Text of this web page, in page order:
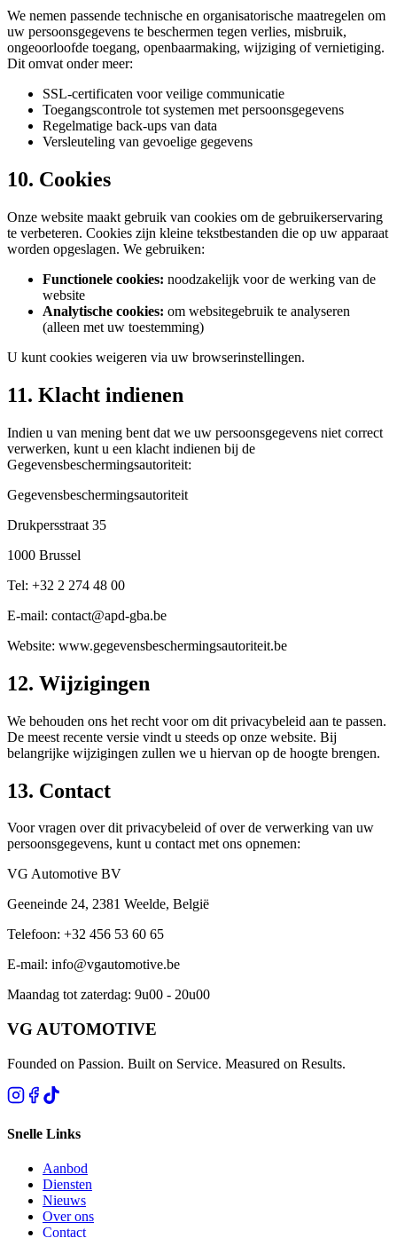
We nemen passende technische en organisatorische maatregelen om
uw persoonsgegevens te beschermen tegen verlies, misbruik,
ongeoorloofde toegang, openbaarmaking, wijziging of vernietiging.
Dit omvat onder meer:
SSL-certificaten voor veilige communicatie
Toegangscontrole tot systemen met persoonsgegevens
Regelmatige back-ups van data
Versleuteling van gevoelige gegevens
10. Cookies
Onze website maakt gebruik van cookies om de gebruikerservaring
te verbeteren. Cookies zijn kleine tekstbestanden die op uw apparaat
worden opgeslagen. We gebruiken:
Functionele cookies: noodzakelijk voor de werking van de
website
Analytische cookies: om websitegebruik te analyseren
(alleen met uw toestemming)
U kunt cookies weigeren via uw browserinstellingen.
11. Klacht indienen
Indien u van mening bent dat we uw persoonsgegevens niet correct
verwerken, kunt u een klacht indienen bij de
Gegevensbeschermingsautoriteit:
Gegevensbeschermingsautoriteit
Drukpersstraat 35
1000 Brussel
Tel: +32 2 274 48 00
E-mail: contact@apd-gba.be
Website: www.gegevensbeschermingsautoriteit.be
12. Wijzigingen
We behouden ons het recht voor om dit privacybeleid aan te passen.
De meest recente versie vindt u steeds op onze website. Bij
belangrijke wijzigingen zullen we u hiervan op de hoogte brengen.
13. Contact
Voor vragen over dit privacybeleid of over de verwerking van uw
persoonsgegevens, kunt u contact met ons opnemen:
VG Automotive BV
Geeneinde 24, 2381 Weelde, België
Telefoon: +32 456 53 60 65
E-mail: info@vgautomotive.be
Maandag tot zaterdag: 9u00 - 20u00
VG AUTOMOTIVE
Founded on Passion. Built on Service. Measured on Results.
Snelle Links
Aanbod
Diensten
Nieuws
Over ons
Contact